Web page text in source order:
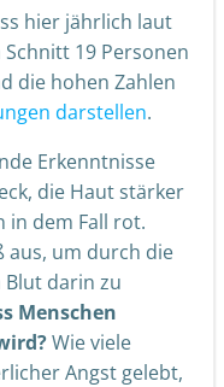
hier jährlich laut
19 Personen
die hohen Zahlen
darstellen.
Erkenntnisse
die Haut stärker
in dem Fall rot.
aus, um durch die
darin zu
Menschen
Wie viele
Angst gelebt,